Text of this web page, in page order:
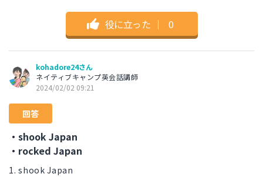
役に立った ｜ 0
kohadore24さん
ネイティブキャンプ英会話講師
2024/02/02 09:21
回答
・shook Japan
・rocked Japan
1. shook Japan